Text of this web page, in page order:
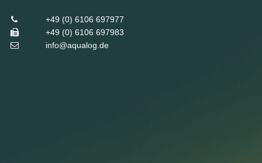
+49 (0) 6106 697977
+49 (0) 6106 697983
info@aqualog.de